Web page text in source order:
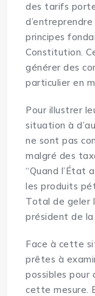
des tarifs
principes
Constitution.
générer des
particulier en
Pour illustrer
situation à
ne sont pas
malgré des
“Quand l’État
les produits
Total de geler
président de
Face à cette
prêtes à
possibles pour
cette mesure.